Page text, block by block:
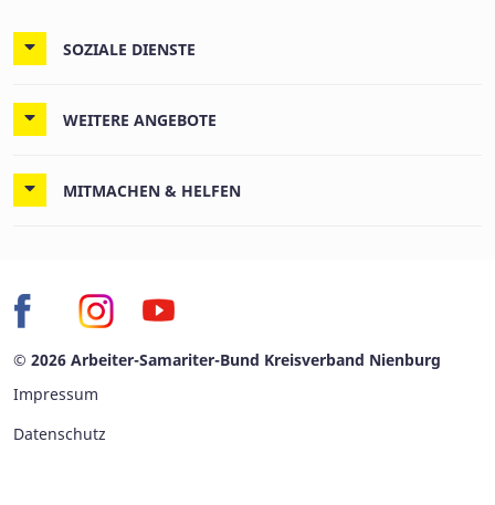
SOZIALE DIENSTE
WEITERE ANGEBOTE
MITMACHEN & HELFEN
© 2026 Arbeiter-Samariter-Bund Kreisverband Nienburg
Impressum
Datenschutz